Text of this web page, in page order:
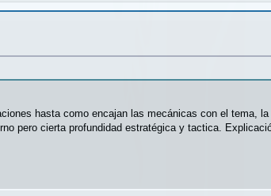
hasta como encajan las mecánicas con el tema,
pero cierta profundidad estratégica y tactica.